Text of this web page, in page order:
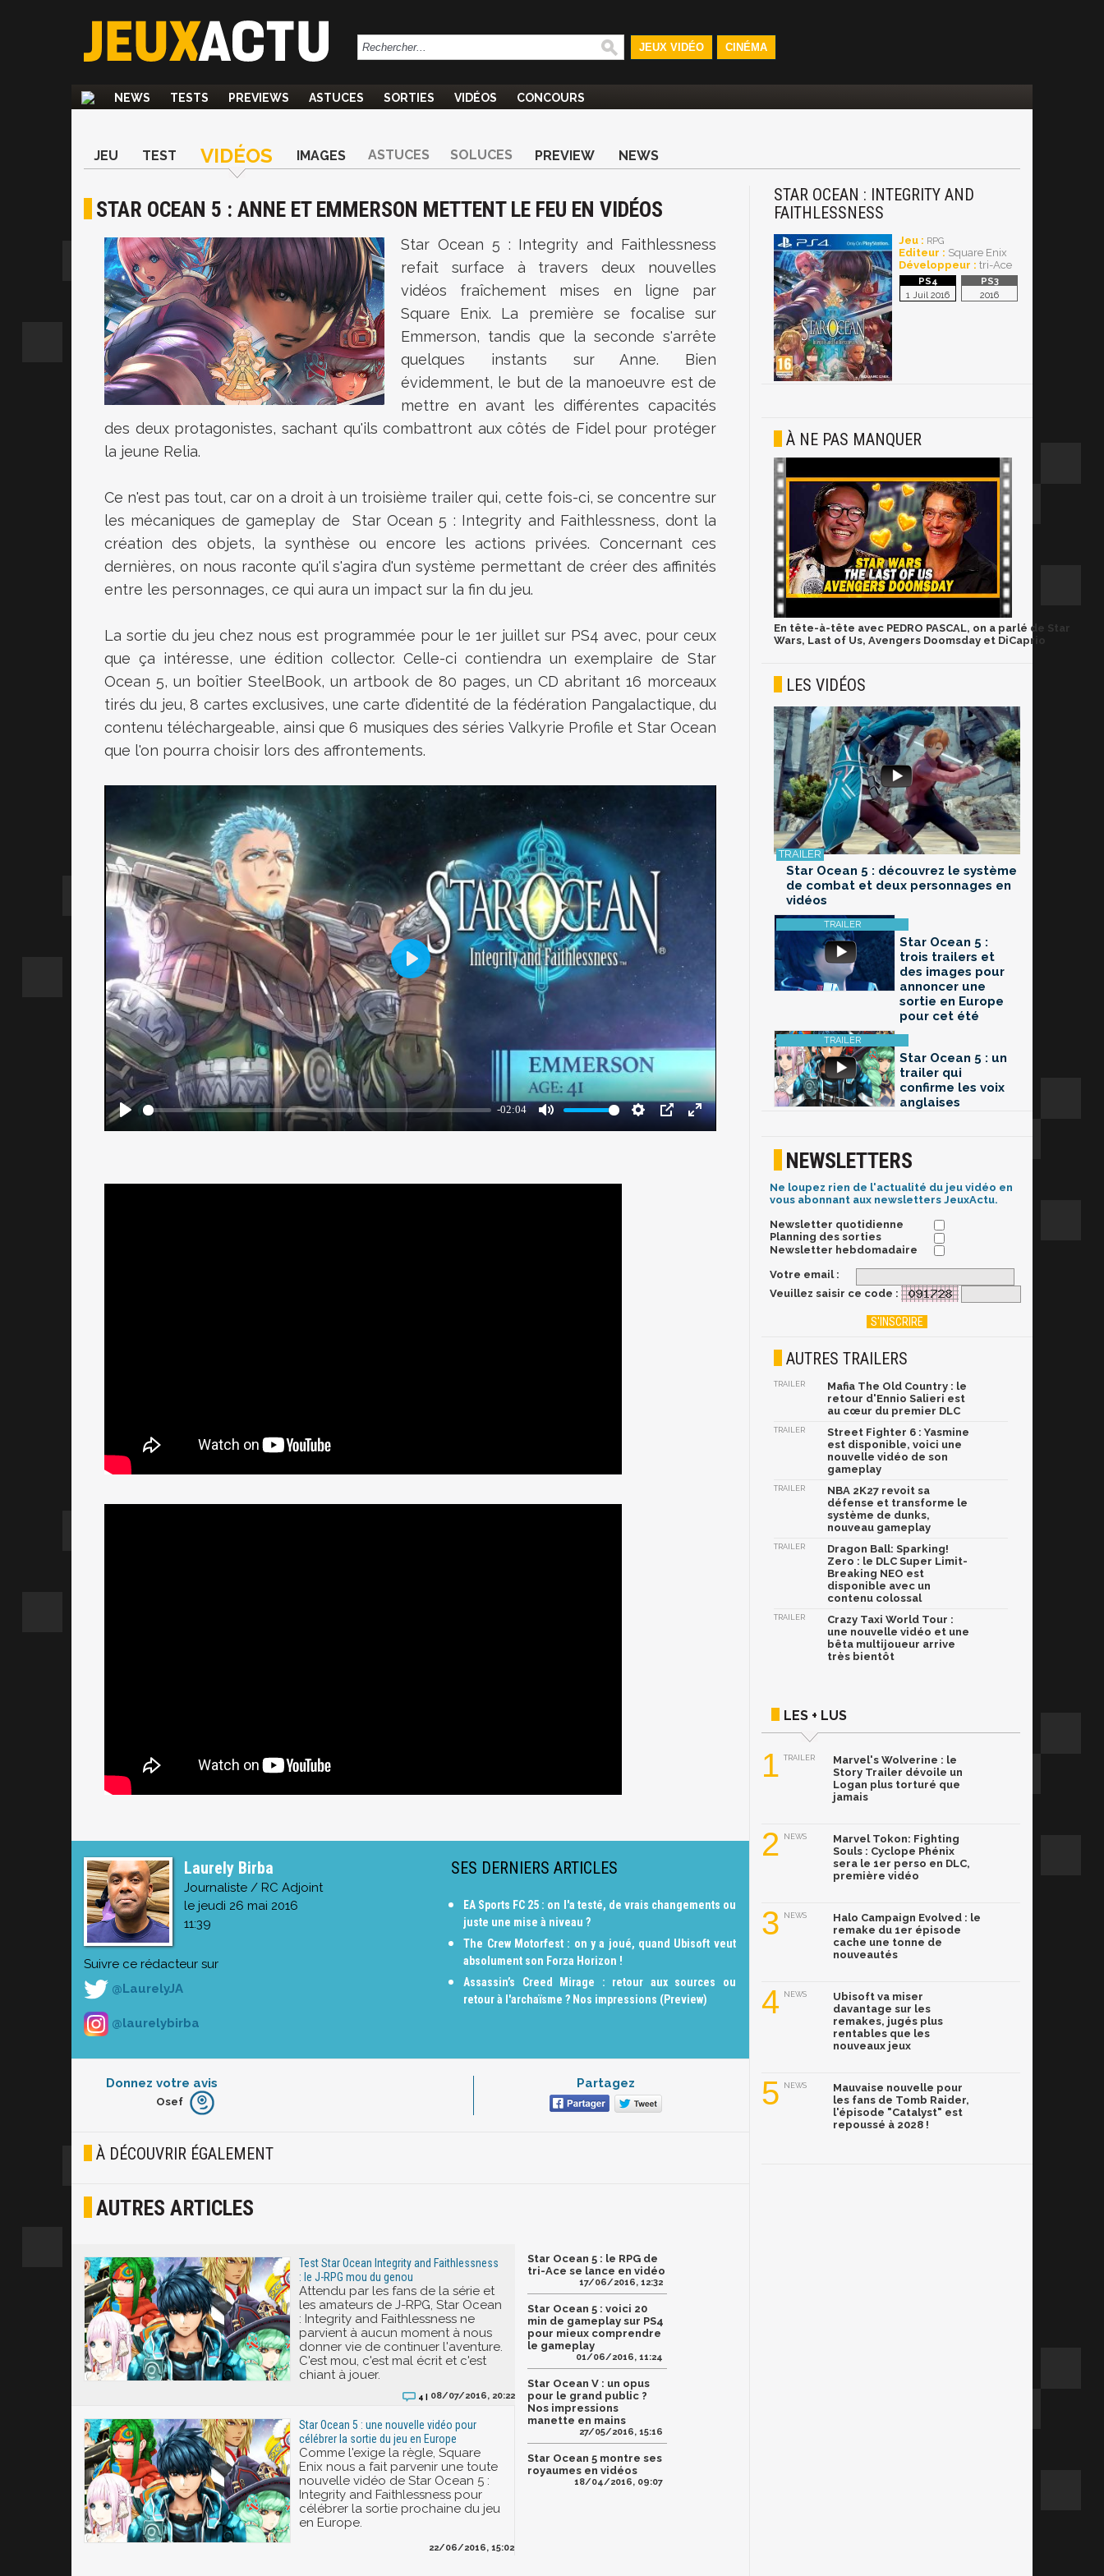
JEUX VIDÉO CINÉMA
NEWS TESTS PREVIEWS ASTUCES SORTIES VIDÉOS CONCOURS
JEU TEST VIDÉOS IMAGES ASTUCES SOLUCES PREVIEW NEWS
STAR OCEAN 5 : ANNE ET EMMERSON METTENT LE FEU EN VIDÉOS
Star Ocean 5 : Integrity and Faithlessness
refait surface à travers deux nouvelles
vidéos fraîchement mises en ligne par
Square Enix. La première se focalise sur
Emmerson, tandis que la seconde s'arrête
quelques instants sur Anne. Bien
évidemment, le but de la manoeuvre est de
mettre en avant les différentes capacités
des deux protagonistes, sachant qu'ils combattront aux côtés de Fidel pour protéger
la jeune Relia.
Ce n'est pas tout, car on a droit à un troisième trailer qui, cette fois-ci, se concentre sur
les mécaniques de gameplay de Star Ocean 5 : Integrity and Faithlessness, dont la
création des objets, la synthèse ou encore les actions privées. Concernant ces
dernières, on nous raconte qu'il s'agira d'un système permettant de créer des affinités
entre les personnages, ce qui aura un impact sur la fin du jeu.
La sortie du jeu chez nous est programmée pour le 1er juillet sur PS4 avec, pour ceux
que ça intéresse, une édition collector. Celle-ci contiendra un exemplaire de Star
Ocean 5, un boîtier SteelBook, un artbook de 80 pages, un CD abritant 16 morceaux
tirés du jeu, 8 cartes exclusives, une carte d’identité de la fédération Pangalactique, du
contenu téléchargeable, ainsi que 6 musiques des séries Valkyrie Profile et Star Ocean
que l'on pourra choisir lors des affrontements.
Laurely Birba
Journaliste / RC Adjoint
le jeudi 26 mai 2016
11:39
Suivre ce rédacteur sur
@LaurelyJA
@laurelybirba
SES DERNIERS ARTICLES
EA Sports FC 25 : on l'a testé, de vrais changements ou
juste une mise à niveau ?
The Crew Motorfest : on y a joué, quand Ubisoft veut
absolument son Forza Horizon !
Assassin’s Creed Mirage : retour aux sources ou
retour à l'archaïsme ? Nos impressions (Preview)
Donnez votre avis
Furieux
Joyeux
Osef
Partagez
À DÉCOUVRIR ÉGALEMENT
AUTRES ARTICLES
Test Star Ocean Integrity and Faithlessness
: le J-RPG mou du genou
Attendu par les fans de la série et
les amateurs de J-RPG, Star Ocean
: Integrity and Faithlessness ne
parvient à aucun moment à nous
donner vie de continuer l'aventure.
C'est mou, c'est mal écrit et c'est
chiant à jouer.
4 | 08/07/2016, 20:22
Star Ocean 5 : une nouvelle vidéo pour
célébrer la sortie du jeu en Europe
Comme l'exige la règle, Square
Enix nous a fait parvenir une toute
nouvelle vidéo de Star Ocean 5 :
Integrity and Faithlessness pour
célébrer la sortie prochaine du jeu
en Europe.
22/06/2016, 15:02
Star Ocean 5 : le RPG de
tri-Ace se lance en vidéo
17/06/2016, 12:32
Star Ocean 5 : voici 20
min de gameplay sur PS4
pour mieux comprendre
le gameplay
01/06/2016, 11:24
Star Ocean V : un opus
pour le grand public ?
Nos impressions
manette en mains
27/05/2016, 15:16
Star Ocean 5 montre ses
royaumes en vidéos
18/04/2016, 09:07
STAR OCEAN : INTEGRITY AND
FAITHLESSNESS
Jeu : RPG
Editeur : Square Enix
Développeur : tri-Ace
1 Juil 2016 2016
À NE PAS MANQUER
En tête-à-tête avec PEDRO PASCAL, on a parlé de Star
Wars, Last of Us, Avengers Doomsday et DiCaprio
LES VIDÉOS
Star Ocean 5 : découvrez le système
de combat et deux personnages en
vidéos
Star Ocean 5 :
trois trailers et
des images pour
annoncer une
sortie en Europe
pour cet été
Star Ocean 5 : un
trailer qui
confirme les voix
anglaises
NEWSLETTERS
Ne loupez rien de l'actualité du jeu vidéo en
vous abonnant aux newsletters JeuxActu.
Newsletter quotidienne
Planning des sorties
Newsletter hebdomadaire
Votre email :
Veuillez saisir ce code :
AUTRES TRAILERS
TRAILER
Mafia The Old Country : le
retour d'Ennio Salieri est
au cœur du premier DLC
TRAILER
Street Fighter 6 : Yasmine
est disponible, voici une
nouvelle vidéo de son
gameplay
TRAILER
NBA 2K27 revoit sa
défense et transforme le
système de dunks,
nouveau gameplay
TRAILER
Dragon Ball: Sparking!
Zero : le DLC Super Limit-
Breaking NEO est
disponible avec un
contenu colossal
TRAILER
Crazy Taxi World Tour :
une nouvelle vidéo et une
bêta multijoueur arrive
très bientôt
LES + LUS
1 TRAILER
Marvel's Wolverine : le
Story Trailer dévoile un
Logan plus torturé que
jamais
2 NEWS
Marvel Tokon: Fighting
Souls : Cyclope Phénix
sera le 1er perso en DLC,
première vidéo
3 NEWS
Halo Campaign Evolved : le
remake du 1er épisode
cache une tonne de
nouveautés
4 NEWS
Ubisoft va miser
davantage sur les
remakes, jugés plus
rentables que les
nouveaux jeux
5 NEWS
Mauvaise nouvelle pour
les fans de Tomb Raider,
l'épisode "Catalyst" est
repoussé à 2028 !